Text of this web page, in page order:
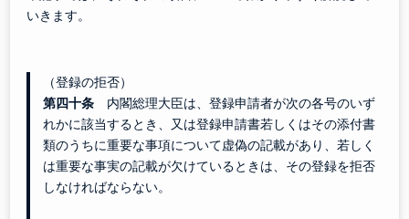
いきます。
（登録の拒否）
第四十条内閣総理大臣は、登録申請者が次の各号のいず
れかに該当するとき、又は登録申請書若しくはその添付書
類のうちに重要な事項について虚偽の記載があり、若しく
は重要な事実の記載が欠けているときは、その登録を拒否
しなければならない。